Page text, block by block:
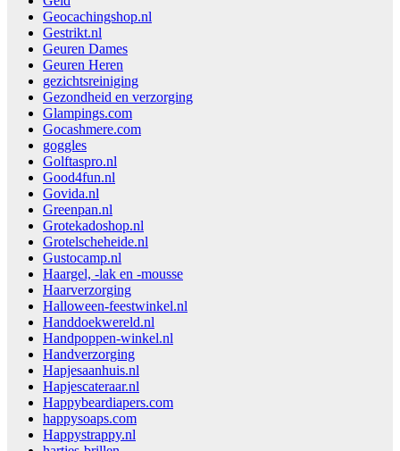
Geocachingshop.nl
Gestrikt.nl
Geuren Dames
Geuren Heren
gezichtsreiniging
Gezondheid en verzorging
Glampings.com
Gocashmere.com
goggles
Golftaspro.nl
Good4fun.nl
Govida.nl
Greenpan.nl
Grotekadoshop.nl
Grotelscheheide.nl
Gustocamp.nl
Haargel, -lak en -mousse
Haarverzorging
Halloween-feestwinkel.nl
Handdoekwereld.nl
Handpoppen-winkel.nl
Handverzorging
Hapjesaanhuis.nl
Hapjescateraar.nl
Happybeardiapers.com
happysoaps.com
Happystrappy.nl